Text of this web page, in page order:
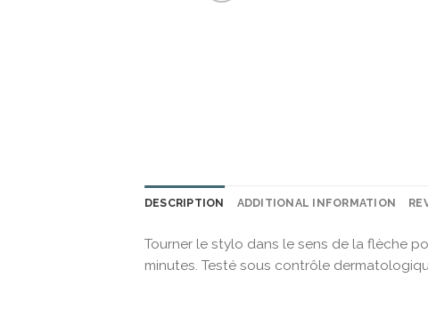
DESCRIPTION ADDITIONAL INFORMATION
Tourner le stylo dans le sens de la flèche
minutes. Testé sous contrôle